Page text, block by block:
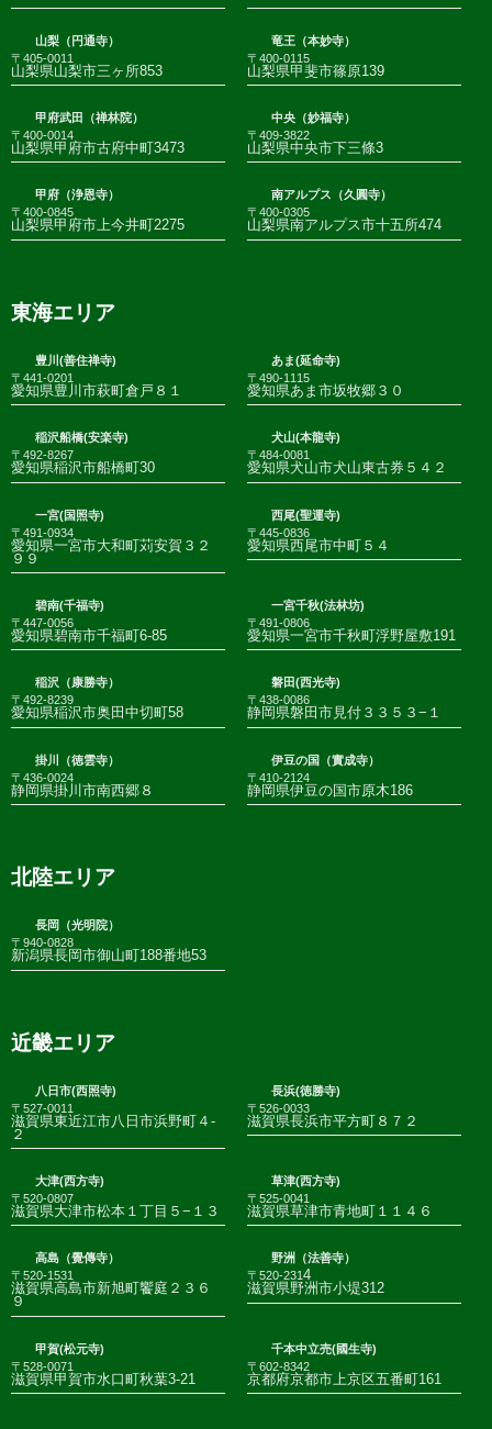
山梨（円通寺）
〒405-0011
山梨県山梨市三ヶ所853
竜王（本妙寺）
〒400-0115
山梨県甲斐市篠原139
甲府武田（禅林院）
〒400-0014
山梨県甲府市古府中町3473
中央（妙福寺）
〒409-3822
山梨県中央市下三條3
甲府（浄恩寺）
〒400-0845
山梨県甲府市上今井町2275
南アルプス（久圓寺）
〒400-0305
山梨県南アルプス市十五所474
東海エリア
豊川(善住禅寺)
〒441-0201
愛知県豊川市萩町倉戸８１
あま(延命寺)
〒490-1115
愛知県あま市坂牧郷３０
稲沢船橋(安楽寺)
〒492-8267
愛知県稲沢市船橋町30
犬山(本龍寺)
〒484-0081
愛知県犬山市犬山東古券５４２
一宮(国照寺)
〒491-0934
愛知県一宮市大和町苅安賀３２
９９
西尾(聖運寺)
〒445-0836
愛知県西尾市中町５４
碧南(千福寺)
〒447-0056
愛知県碧南市千福町6-85
一宮千秋(法林坊)
〒491-0806
愛知県一宮市千秋町浮野屋敷191
稲沢（康勝寺）
〒492-8239
愛知県稲沢市奥田中切町58
磐田(西光寺)
〒438-0086
静岡県磐田市見付３３５３−１
掛川（徳雲寺）
〒436-0024
静岡県掛川市南西郷８
伊豆の国（實成寺）
〒410-2124
静岡県伊豆の国市原木186
北陸エリア
長岡（光明院）
〒940-0828
新潟県長岡市御山町188番地53
近畿エリア
八日市(西照寺)
〒527-0011
滋賀県東近江市八日市浜野町４-
２
長浜(徳勝寺)
〒526-0033
滋賀県長浜市平方町８７２
大津(西方寺)
〒520-0807
滋賀県大津市松本１丁目５−１３
草津(西方寺)
〒525-0041
滋賀県草津市青地町１１４６
高島（覺傳寺）
〒520-1531
滋賀県高島市新旭町饗庭２３６
９
野洲（法善寺）
〒520-231 4
滋賀県野洲市小堤312
甲賀(松元寺)
〒528-0071
滋賀県甲賀市水口町秋葉3-21
千本中立売(國生寺)
〒602-8342
京都府京都市上京区五番町161